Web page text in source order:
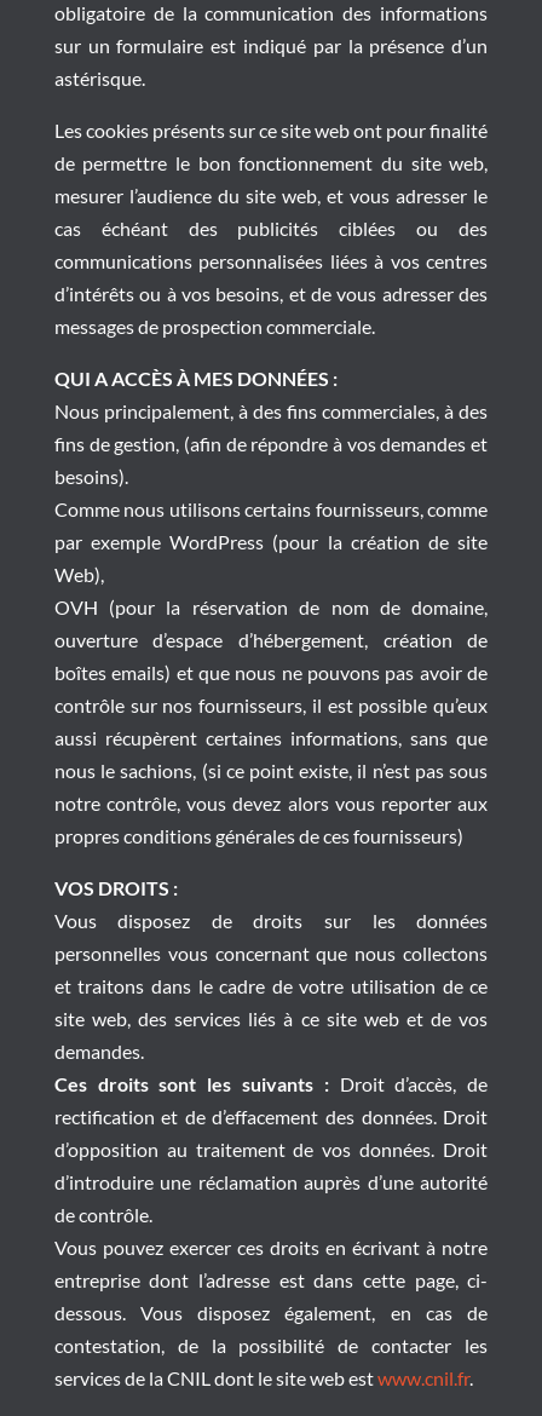
obligatoire de la communication des informations
sur un formulaire est indiqué par la présence d’un
astérisque.
Les cookies présents sur ce site web ont pour finalité
de permettre le bon fonctionnement du site web,
mesurer l’audience du site web, et vous adresser le
cas échéant des publicités ciblées ou des
communications personnalisées liées à vos centres
d’intérêts ou à vos besoins, et de vous adresser des
messages de prospection commerciale.
QUI A ACCÈS À MES DONNÉES :
Nous principalement, à des fins commerciales, à des
fins de gestion, (afin de répondre à vos demandes et
besoins).
Comme nous utilisons certains fournisseurs, comme
par exemple WordPress (pour la création de site
Web),
OVH (pour la réservation de nom de domaine,
ouverture d’espace d’hébergement, création de
boîtes emails) et que nous ne pouvons pas avoir de
contrôle sur nos fournisseurs, il est possible qu’eux
aussi récupèrent certaines informations, sans que
nous le sachions, (si ce point existe, il n’est pas sous
notre contrôle, vous devez alors vous reporter aux
propres conditions générales de ces fournisseurs)
VOS DROITS :
Vous disposez de droits sur les données
personnelles vous concernant que nous collectons
et traitons dans le cadre de votre utilisation de ce
site web, des services liés à ce site web et de vos
demandes.
Ces droits sont les suivants :Droit d’accès, de
rectification et de d’effacement des données. Droit
d’opposition au traitement de vos données. Droit
d’introduire une réclamation auprès d’une autorité
de contrôle.
Vous pouvez exercer ces droits en écrivant à notre
entreprise dont l’adresse est dans cette page, ci-
dessous. Vous disposez également, en cas de
contestation, de la possibilité de contacter les
services de la CNIL dont le site web estwww.cnil.fr.